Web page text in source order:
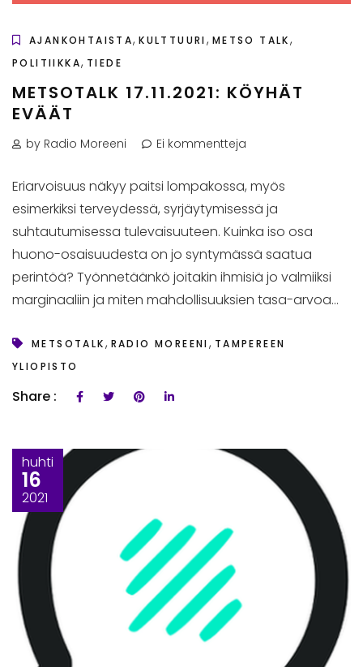
AJANKOHTAISTA,KULTTUURI, METSO TALK,
POLITIIKKA, TIEDE
METSOTALK 17.11.2021: KÖYHÄT
EVÄÄT
by Radio Moreeni Ei kommentteja
Eriarvoisuus näkyy paitsi lompakossa, myös
esimerkiksi terveydessä, syrjäytymisessä ja
suhtautumisessa tulevaisuuteen. Kuinka iso osa
huono-osaisuudesta on jo syntymässä saatua
perintöä? Työnnetäänkö joitakin ihmisiä jo valmiiksi
marginaaliin ja miten mahdollisuuksien tasa-arvoa...
METSOTALK, RADIO MOREENI, TAMPEREEN
YLIOPISTO
Share :
huhti
16
2021